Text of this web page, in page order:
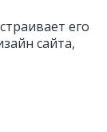
его
сайта,